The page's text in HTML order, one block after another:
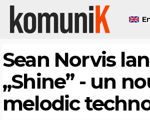
Sean Norvis
„Shine” - un
melodic